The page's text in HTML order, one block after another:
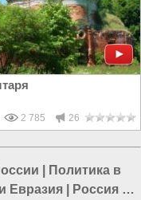
2 785 26
Политика в
Евразия
Россия и